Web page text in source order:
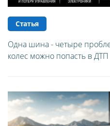
Статья
Одна шина - четыре
колес можно попасть в ДТП